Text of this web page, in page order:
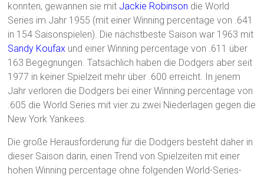
konnten, gewannen sie mit Jackie Robinson die World
Series im Jahr 1955 (mit einer Winning percentage von .641
in 154 Saisonspielen). Die nächstbeste Saison war 1963 mit
Sandy Koufax und einer Winning percentage von .611 über
163 Begegnungen. Tatsächlich haben die Dodgers aber seit
1977 in keiner Spielzeit mehr über .600 erreicht. In jenem
Jahr verloren die Dodgers bei einer Winning percentage von
.605 die World Series mit vier zu zwei Niederlagen gegen die
New York Yankees.
Die große Herausforderung für die Dodgers besteht daher in
dieser Saison darin, einen Trend von Spielzeiten mit einer
hohen Winning percentage ohne folgenden World-Series-